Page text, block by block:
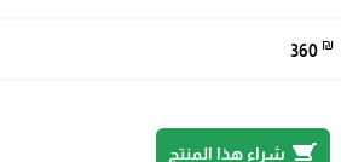
360 ₪
shopping_cart شراء هذا المنتج